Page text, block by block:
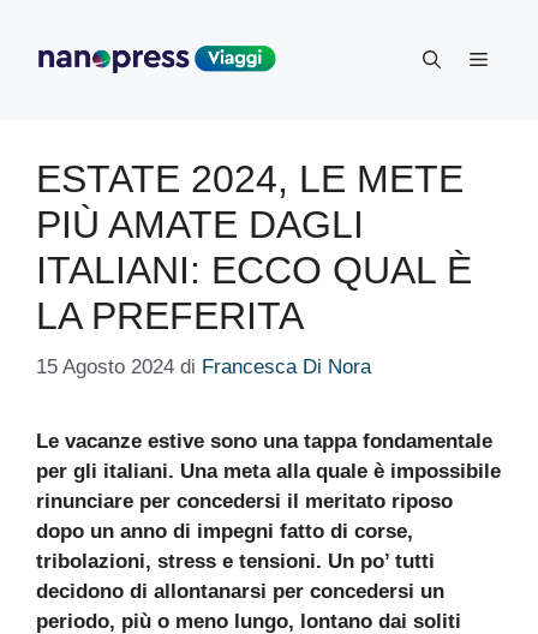
contenuto
Menu
ESTATE 2024, LE METE
PIÙ AMATE DAGLI
ITALIANI: ECCO QUAL È
LA PREFERITA
15 Agosto 2024 di Francesca Di Nora
Le vacanze estive sono una tappa fondamentale
per gli italiani. Una meta alla quale è impossibile
rinunciare per concedersi il meritato riposo
dopo un anno di impegni fatto di corse,
tribolazioni, stress e tensioni. Un po’ tutti
decidono di allontanarsi per concedersi un
periodo, più o meno lungo, lontano dai soliti